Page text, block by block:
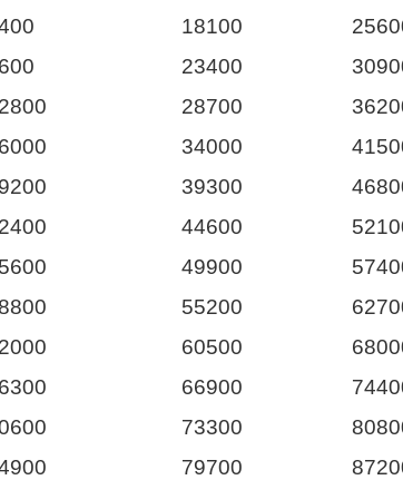
18100
23400
28700
34000
39300
44600
49900
55200
60500
66900
73300
79700